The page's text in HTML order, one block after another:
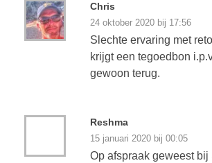
Chris
24 oktober 2020 bij 17:56
Slechte ervaring met
krijgt een tegoedbon
gewoon terug.
Reshma
15 januari 2020 bij 00:05
Op afspraak geweest bij